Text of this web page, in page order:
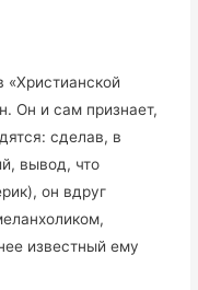
«Христианской
Он и сам признает,
сделав, в
вывод, что
он вдруг
известный ему